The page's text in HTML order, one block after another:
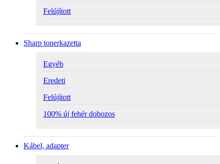
Felújított
Sharp tonerkazetta
Egyéb
Eredeti
Felújított
100% új fehér dobozos
Kábel, adapter